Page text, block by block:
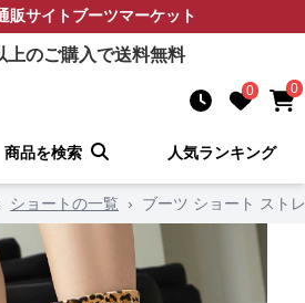
販サイトブーツマーケット
上のご購入で送料無料
0 0
商品を検索 人気ランキング
ショートの一覧 › ブーツ ショート スト